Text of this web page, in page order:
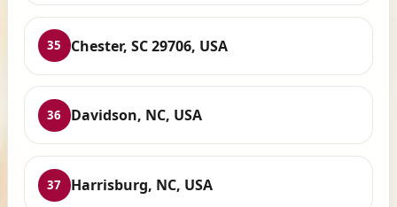
35 Chester, SC 29706, USA
36 Davidson, NC, USA
37 Harrisburg, NC, USA